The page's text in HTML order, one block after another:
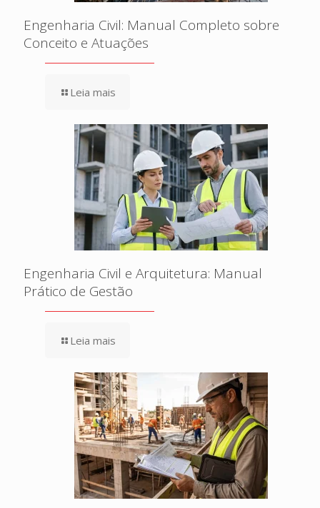
Engenharia Civil: Manual Completo sobre
Conceito e Atuações
Leia mais
Engenharia Civil e Arquitetura: Manual
Prático de Gestão
Leia mais